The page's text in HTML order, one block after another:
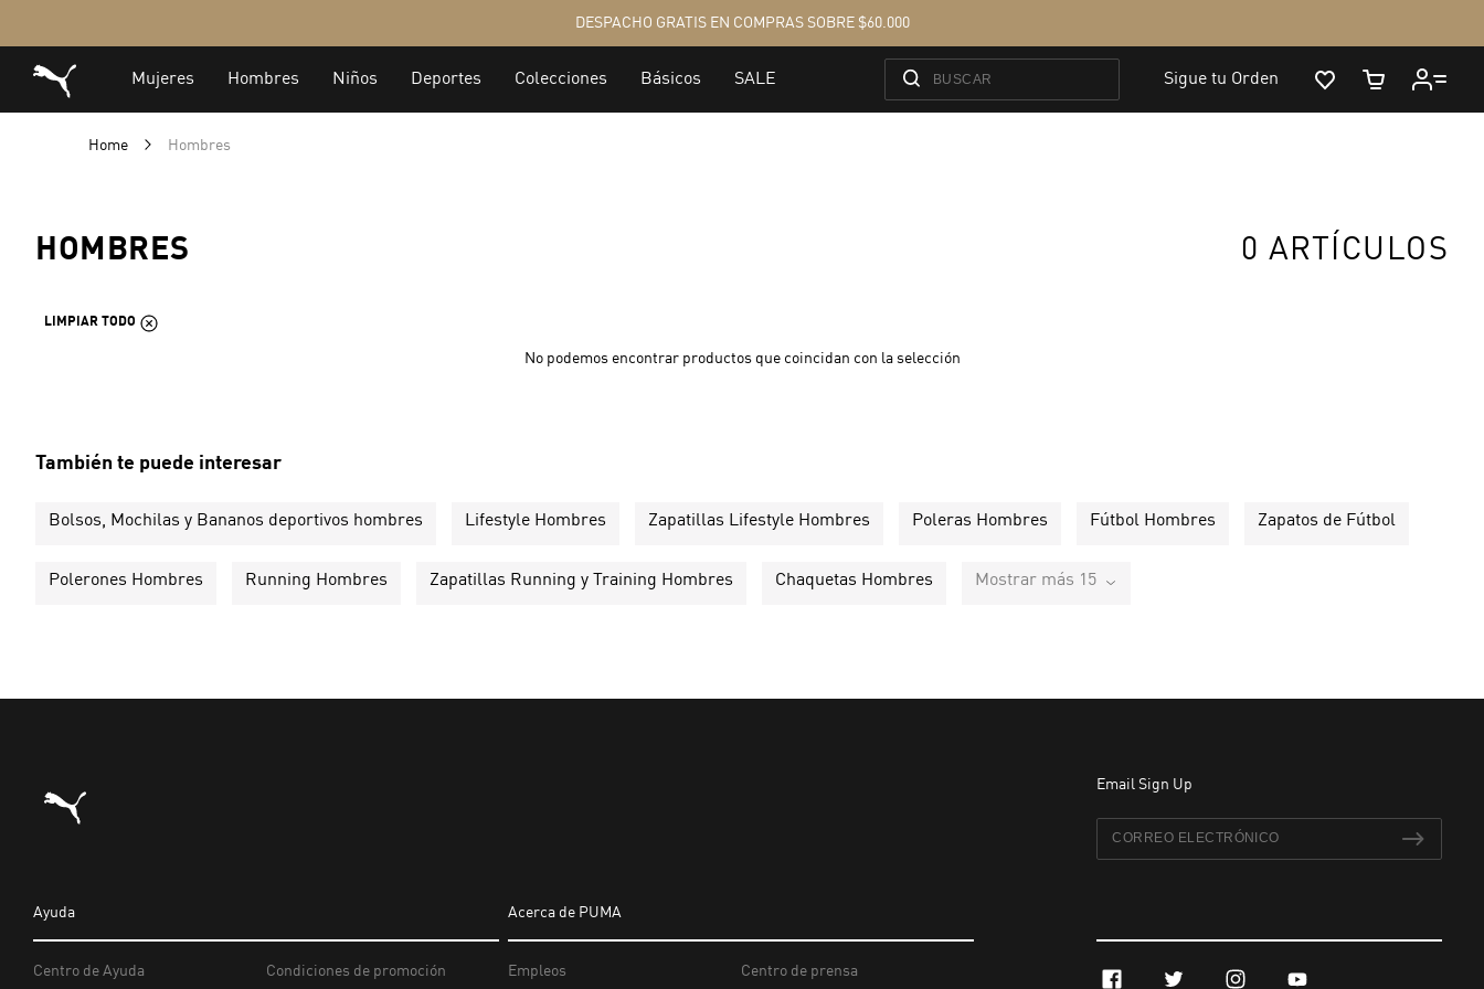
Home Hombres
HOMBRES 0 ARTÍCULOS
LIMPIAR TODO
No podemos encontrar productos que coincidan con la selección
También te puede interesar
Bolsos, Mochilas y Bananos deportivos hombres Lifestyle Hombres Zapatillas Lifestyle Hombres Poleras Hombres Fútbol Hombres Zapatos de Fútbol
Polerones Hombres Running Hombres Zapatillas Running y Training Hombres Chaquetas Hombres Mostrar más 15